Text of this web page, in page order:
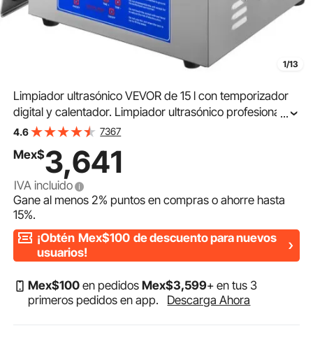
1/13
Limpiador ultrasónico VEVOR de 15 l con temporizador
digital y calentador. Limpiador ultrasónico profesional de
40 kHz. Limpiador ultrasónico avanzado de 110 V para
limpieza de piezas industriales.
...
4.6 7367
Mex$3,641
IVA incluido
Gane al menos2% puntos en compras o ahorre hasta
15%.
¡Obtén Mex$100 de descuento para nuevos
usuarios!
Mex$100 en pedidosMex$3,599+ en tus 3
primeros pedidos en app.
Descarga Ahora